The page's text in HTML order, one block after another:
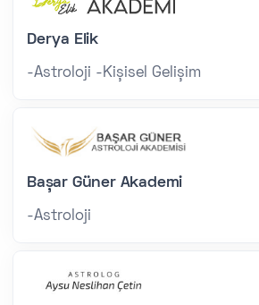
Derya Elik
-Astroloji -Kişisel Gelişim
Başar Güner Akademi
-Astroloji